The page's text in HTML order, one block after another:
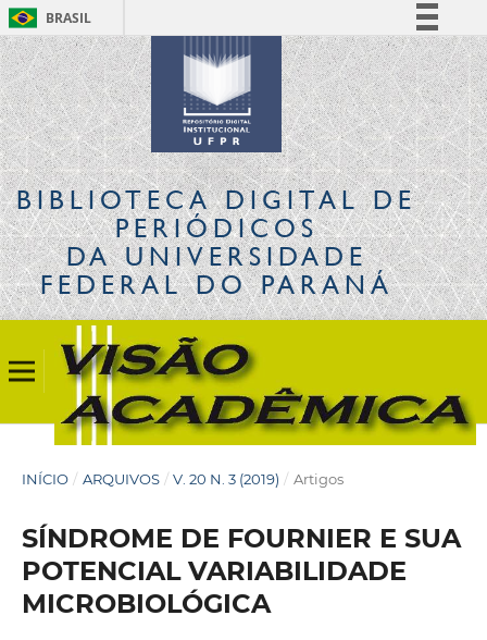
BRASIL
Simplifique!
Comunica BR
Participe
Acesso à informação
Legislação
Canais
BIBLIOTECA DIGITALDE
PERIÓDICOS
DA UNIVERSIDADE
FEDERAL DO PARANÁ
INÍCIO / ARQUIVOS / V. 20 N. 3 (2019) / Artigos
SÍNDROME DE FOURNIER E SUA
POTENCIAL VARIABILIDADE
MICROBIOLÓGICA